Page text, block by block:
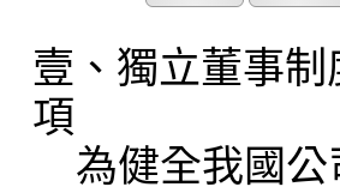
壹、獨立董事制度與職務相關應注意事項
    為健全我國公司治理，強化董事之獨立性與功能及提升董事會運作效
    能，並落實專業人員及經營者之責任，經參考各國相關規定，修訂證
    交法第 14-2 條，於 96 年 1  月 1  日起引進獨立董事制度。
一、上市上櫃公司應設立獨立董事
    證券交易法授權主管機關依金管證發字第 1020053112 號函，要求所
    有上市（櫃）公司，應於章程規定設置獨立董事，其人數不得少於二
    人，且不得少於董事席次五分之一。
二、獨立董事應具備之資格
（一）積極資格
      依據「公開發行公司獨立董事設置及應遵循事項辦法」第 2  條第
      1 項第 1  至 3  款規定，公開發行公司之獨立董事，應取得下列
      專業資格條件之一，並具備五年以上工作經驗：
      1.商務、法務、財務、會計或公司業務所需相關科系之公私立大專
        院校講師以上。
      2.法官、檢察官、律師、會計師或其他與公司業務所需之國家考試
        及格領有證書之專門職業及技術人員。
      3.具有商務、法務、財務、會計或公司業務所需之工作經驗。
（二）消極資格
      依據「公開發行公司獨立董事設置及應遵循事項辦法」第 2  條第
      2 項第 1  至 3  款規定，有下列情事之一者，不得充任獨立董事
      ，其已充任者，當然解任：
      1.有公司法第 30 條各款情事之一。
      2.依公 27 規定以政府、法人或其代表人當選。
      3.違反「公開發行公司獨立董事設置及應遵循事項辦法」所定獨立
        董事之資格。
三、獨立董事獨立性之認定標準
    考量獨立董事之獨立性應不僅止於獨立董事選任完成，故參考美國紐
    約證交所之規定，要求公司獨立董事於選任前及任職期間均須符合獨
    立性之要求，爰於「公開發行公司獨立董事設置及應遵循事項辦法」
    第 3  條第 1  項，規範公開發行公司之獨立董事於執行業務範圍內
    應保持其獨立性，不得與公司有直接或間接之利害關係，明定本人與
    親屬應於股東會選任日前二年及任職期間與該公司並無下列關係，包
    括：
（一）本人與公司之關係
      1.公司或其關係企業之受僱人。
      2.公司或其關係企業之董事、監察人。
（二）親屬與公司之關係
      1.本人及其配偶、未成年子女或以他人名義持有公司已發行股份總
        數百分之一以上或持股前十名之自然人股東。
      2.上述（一）1.之經理人或（一）2.及（二）1.所列人員之配偶、
        二親等以內親屬或三親等以內直系血親親屬。
（三）法人股東
      1.直接持有公司已發行股份總數百分之五以上、持股前五名或依公
        司法第二十七條第一項或第二項指派代表人擔任公司董事或監察
        人之法人股東之董事、監察人或受僱人。
      2.公司與他公司之董事席次或有表決權之股份超過半數係由同一人
        控制，他公司之董事、監察人或受僱人。
      3.公司與他公司或機構之董事長、總經理或相當職務者互為同一人
        或配偶，他公司或機構之董事（理事）、監察人（監事）或受僱
        人。
（四）特定公司或機構之關係人
      與公司有財務或業務往來之特定公司或機構之董事（理事）、監察
      人（監事）、經理人或持股百分之五以上股東。
（五）提供公司或關係企業服務之專業人士
      為公司或關係企業提供審計或最近二年取得報酬累計金額逾新臺幣
      五十萬元之商務、法務、財務、會計等相關服務之專業人士、獨資
      、合夥、公司或機構之企業主、合夥人、董事（理事）、監察人（
      監事）、經理人及其配偶。但依證交法或企業併購法相關法令履行
      職權之薪資報酬委員會、公開收購審議委員會或併購特別委員會成
      員，不在此限。
（六）母、子公司或屬同一母公司之子公司設置獨立董事相互兼任者不受
      限制
      依「公開發行公司獨立董事設置及應遵循事項辦法」第 3  條第 2
      項規定，公開發行公司與其母公司、子公司或屬同一母公司之子公
      司依本法或當地國法令設置之獨立董事相互兼任者，不適用同條第
      1 項第 2  款、第 5  款至第 7  款（即上述（一）2.及（三））
      及第 4  項第 1  款關於董事兼任之限制。
（七）曾任下列職務而現已解任者不受限制
      依「公開發行公司獨立董事設置及應遵循事項辦法」第 3  條第 3
      項規定，公開發行公司之獨立董事曾任下列職務而現已解任者，不
      再適用於選任前二年與該公司無下列關係之規定：
      1.公司或其關係企業之獨立董事。
      2.與公司有財務或業務往來之特定公司或機構之獨立董事。
（八）前述之特定公司或機構，係指與公司具有下列情形之一者：
      1.持有公司已發行股份總數百分之二十以上，未超過百分之五十。
      2.他公司及其董事、監察人及持有股份超過股份總數百分之十之股
        東總計持有該公司已發行股份總數百分之三十以上，且雙方曾有
        財務或業務上之往來紀錄。前述人員持有之股票，包括其配偶、
        未成年子女及利用他人名義持有者在內。
      3.公司之營業收入來自他公司及其集團公司達百分之三十以上。
      4.公司之主要產品原料（指占總進貨金額百分之三十以上者，且為
        製造產品所不可缺乏關鍵性原料）或主要商品（指占總營業收入
        百分之三十以上者），其數量或總進貨金額來自他公司及其集團
        公司達百分之五十以上。
    以上所稱母公司、子公司及集團，應依國際財務報導準則第十號之規
    定認定之。以上所稱關係企業，為公司法第六章之一之關係企業，或
    依關係企業合併營業報告書關係企業合併財務報表及關係報告書編製
    準則、國際財務報導準則第十號規定應編製合併財務報告之公司。（
    「公開發行公司獨立董事設置及應遵循事項辦法」第 3  條第 5、6
    項）
（九）獨立董事執行職務之品質
      公開發行公司之獨立董事兼任其他公開發行公司獨立董事不得逾三
      家。金融控股公司或上市上櫃投資控股公司之獨立董事兼任該公司
      百分之百持有之公開發行子公司獨立董事，兼任超過一家者，其超
      過之家數計入前述兼任家數。（「公開發行公司獨立董事設置及應
      遵循事項辦法」第 4  條第 1、2 項）
四、獨立董事之選任、提名、選舉、應當選席次、特殊指派情形
（一）採候選人提名制，並載明於章程（公 192-1），且由股東於獨立董
      事候選人名單中選任之。
（二）提名受理期間與公告事項：
      1.公開發行公司應於股東會召開前之停止過戶日前公告下列事項：
     （1）受理獨立董事候選人提名之期間
     （2）獨立董事應選名額
     （3）受理處所
     （4）其他必要事項
      2.受理期間不得少於十日。
（三）提名方式：
      為確保股東之提名權，因此規定持有一定股份以上之股東及董事會
      得提供獨立董事推薦名單，經董事會評估其符合獨立董事所應具備
      條件後，送請股東會選任，提名方式包括：
      1.持有已發行股份總數百分之一以上股份之股東，得以書面向公司
        提出獨立董事候選人名單，提名人數不得超過獨立董事應選名額
        。
      2.由董事會提出獨立董事候選人名單，提名人數不得超過獨立董事
        應選名額。
      3.其他經主管機關規定之方式。
五、被提名人應檢附之資料：
（一）因獨立董事較一般董事有其特定之職權及責任，爰規定股東或董事
      會提供推薦名單時，應敘明被提名人姓名、學歷及經歷，並檢附被
      提名人符合專業資格、獨立性及兼職規定等之文件及其他相關證明
      文件。（「公開發行公司獨立董事設置及應遵循事項辦法」第 5
      條第 4  項）
（二）提名審查：
      為利選任適任之獨立董事，規範董事會或其他召集權人召集股東會
      者，對獨立董事被提名人應予審查，但有下列情形者所提名獨立董
      事不列入獨立董事候選人名單：
      1.提名股東於公告受理期間外提出。
      2.提名股東於公司依公 165II  或 III  停止股票過戶時，持股未
        達百分之一。
      3.提名人數超過獨立董事應選名額。
      4.未檢附前項規定之相關證明文件。
        公開發行公司依前項規定列入之獨立董事候選人，其已連續擔任
        該公司獨立董事任期達三屆者，公司應於公告前項審查結果時併
        同公告繼續提名其擔任獨立董事之理由，並於股東會選任時向股
        東說明前開理由。
（三）獨立董事選舉
      1.股東會選任董